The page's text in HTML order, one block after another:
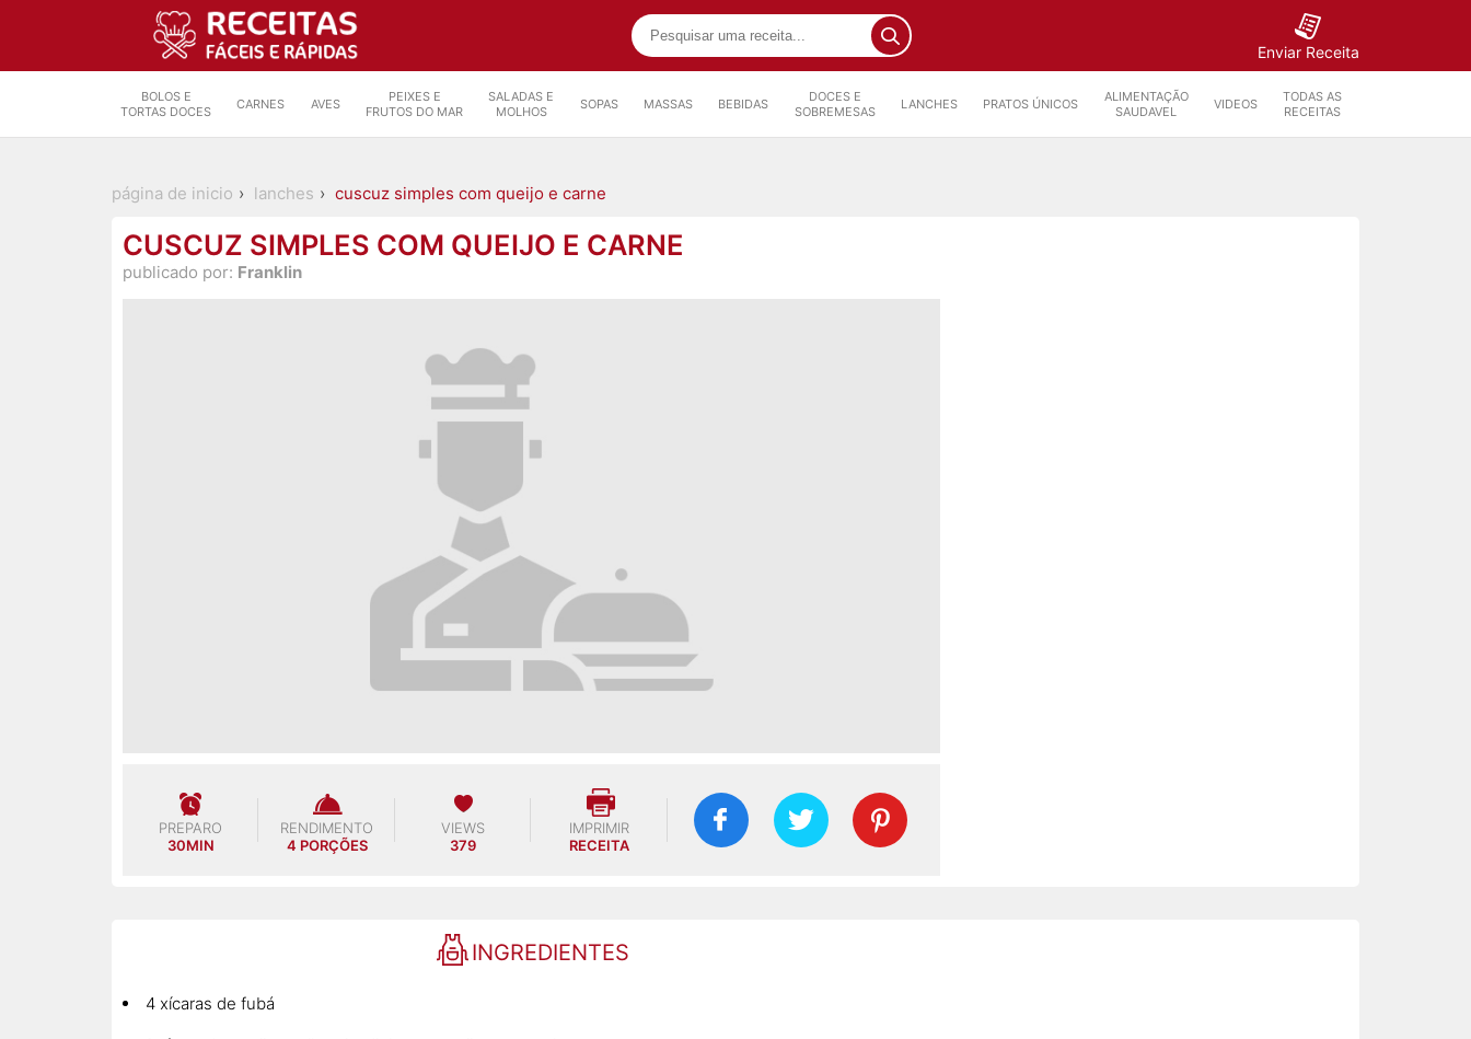
Enviar Receita
BOLOS E
TORTAS DOCES
CARNES AVES
PEIXES E
FRUTOS DO MAR
SALADAS E
MOLHOS
SOPAS MASSAS BEBIDAS
DOCES E
SOBREMESAS
LANCHES PRATOS ÚNICOS
ALIMENTAÇÃO
SAUDAVEL
VIDEOS
TODAS AS
RECEITAS
página de inicio lanches cuscuz simples com queijo e carne
CUSCUZ SIMPLES COM QUEIJO E CARNE
publicado por: Franklin
PREPARO
30MIN
RENDIMENTO
4 PORÇÕES
VIEWS
379
IMPRIMIR
RECEITA
INGREDIENTES
4 xícaras de fubá